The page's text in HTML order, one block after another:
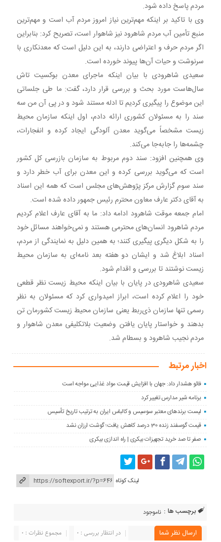
مردم پاسخ داده شود.
وی با تاکید بر اینکه مهم‌ترین نیاز امروز مردم آب است و مهم‌ترین
منبع تأمین آب مردم شاهرود نیز شاهوار است، تصریح کرد: بنابراین
اگر مردم حرف و اعتراضی دارند، به این دلیل است که معدنکاری با
سرنوشت و حیات آن‌ها پیوند خورده است.
سعیدی شاهرودی با بیان اینکه ماجرای معدن بوکسیت تاش
سال‌هاست مورد بحث و بررسی قرار دارد، گفت: ما طی جلساتی
این موضوع را پیگیری کردیم تا ادله مستند شود و در پی آن من سه
سند را به مسئولان کشوری ارائه دادم، اول اینکه سازمان محیط
زیست مشخصاً می‌گوید معدن آلودگی ایجاد کرده و انفجارات،
چشمه‌ها را جابه‌جا می‌کند.
وی همچنین افزود: سند دوم مربوط به سازمان بازرسی کل کشور
است که می‌گوید بررسی کرده و این معدن برای آب خطر دارد و
سند سوم گزارش مرکز پژوهش‌های مجلس است که همه این اسناد
به آقای دکتر عارف معاون محترم رئیس جمهور داده شده است.
امام جمعه موقت شاهرود ادامه داد: ما به آقای عارف اعلام کردیم
مردم شاهرود انسان‌های محترمی هستند و نمی‌خواهند مسائل خود
را به شکل دیگری پیگیری کنند؛ به همین دلیل به نمایندگی از مردم،
اسناد ابلاغ شد و ایشان دو هفته بعد نامه‌ای به سازمان محیط
زیست نوشتند تا بررسی و اقدام شود.
سعیدی شاهرودی در پایان با بیان اینکه محیط زیست نظر قطعی
خود را اعلام کرده است، ابراز امیدواری کرد که مسئولان به نظر
رسمی تنها سازمان ذی‌ربط یعنی سازمان محیط زیست کشورمان تن
بدهند و خواستار پایان یافتن وضعیت بلاتکلیفی معدن شاهوار و
مردم نجیب شاهرود و بسطام شد.
اخبار مرتبط
فائو هشدار داد: جهان با افزایش قیمت مواد غذایی مواجه است
برنامه شیر مدارس تغییر کرد
لیست برندهای معتبر سوسیس و کالباس ایران به ترتیب تاریخ تأسیس
قیمت گوسفند زنده 30 درصد کاهش یافت؛ گوشت ارزان نشد
صفر تا صد خرید تجهیزات بیکری | راه اندازی بیکری
لینک کوتاه
برچسب ها : ناموجود
ارسال نظر شما مجموع نظرات : 0
در انتظار بررسی : 0